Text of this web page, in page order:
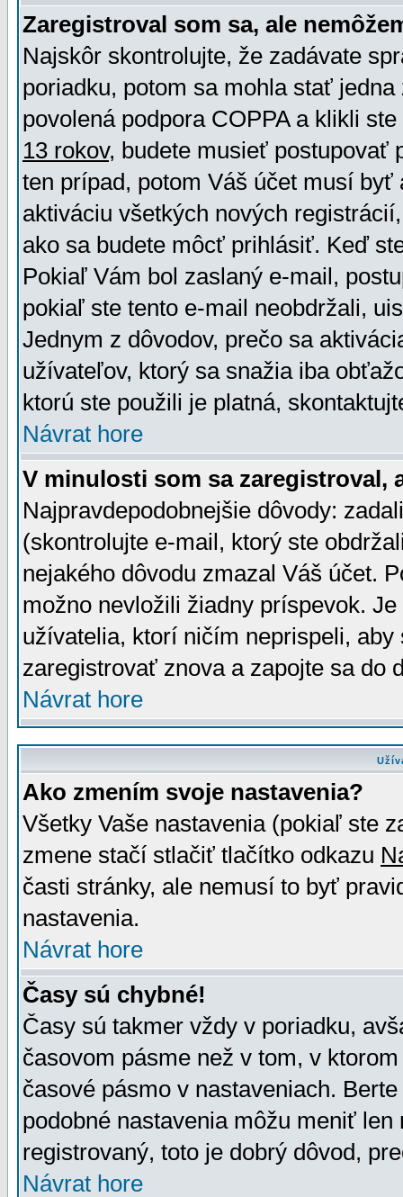
Zaregistroval som sa, ale
Najskôr skontrolujte, že zadávate
poriadku, potom sa mohla stať
povolená podpora COPPA a klikli
13 rokov, budete musieť postupovať
ten prípad, potom Váš účet musí
aktiváciu všetkých nových
ako sa budete môcť prihlásiť. Keď
Pokiaľ Vám bol zaslaný e-mail,
pokiaľ ste tento e-mail neobdržali,
Jednym z dôvodov, prečo sa
užívateľov, ktorý sa snažia iba
ktorú ste použili je platná,
Návrat hore
V minulosti som sa zaregistroval,
Najpravdepodobnejšie dôvody:
(skontrolujte e-mail, ktorý ste
nejakého dôvodu zmazal Váš účet.
možno nevložili žiadny príspevok.
užívatelia, ktorí ničím neprispeli,
zaregistrovať znova a zapojte sa do
Návrat hore
Ako zmením svoje nastavenia?
Všetky Vaše nastavenia (pokiaľ ste
zmene stačí stlačiť tlačítko odkazu
časti stránky, ale nemusí to byť
nastavenia.
Návrat hore
Časy sú chybné!
Časy sú takmer vždy v poriadku,
časovom pásme než v tom, v
časové pásmo v nastaveniach.
podobné nastavenia môžu meniť
registrovaný, toto je dobrý dôvod,
Návrat hore